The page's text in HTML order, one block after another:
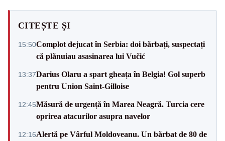
CITEȘTE ȘI
15:50Complot dejucat în Serbia: doi bărbați, suspectați
că plănuiau asasinarea lui Vučić
13:37Darius Olaru a spart gheața în Belgia! Gol superb
pentru Union Saint-Gilloise
12:45Măsură de urgență în Marea Neagră. Turcia cere
oprirea atacurilor asupra navelor
12:16Alertă pe Vârful Moldoveanu. Un bărbat de 80 de